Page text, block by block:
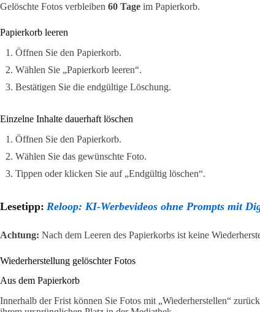
Gelöschte Fotos verbleiben 60 Tage im Papierkorb.
Papierkorb leeren
Öffnen Sie den Papierkorb.
Wählen Sie „Papierkorb leeren“.
Bestätigen Sie die endgültige Löschung.
Einzelne Inhalte dauerhaft löschen
Öffnen Sie den Papierkorb.
Wählen Sie das gewünschte Foto.
Tippen oder klicken Sie auf „Endgültig löschen“.
Lesetipp: Reloop: KI-Werbevideos ohne Prompts mit
Achtung: Nach dem Leeren des Papierkorbs ist keine
Wiederherstellung gelöschter Fotos
Aus dem Papierkorb
Innerhalb der Frist können Sie Fotos mit „Wiederherstellen“